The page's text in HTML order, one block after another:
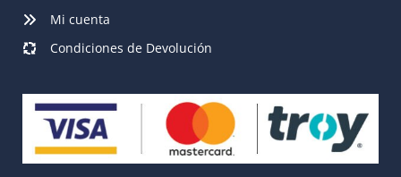
Mi cuenta
Condiciones de Devolución